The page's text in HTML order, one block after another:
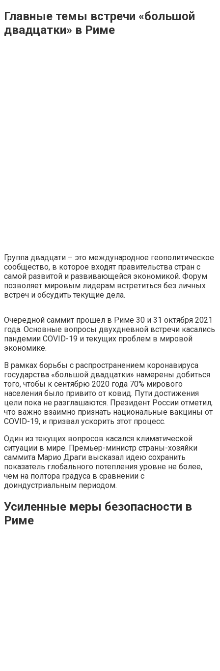
Главные темы встречи «большой
двадцатки» в Риме
Группа двадцати – это международное геополитическое
сообщество, в которое входят правительства стран с
самой развитой и развивающейся экономикой. Форум
позволяет мировым лидерам встретиться без личных
встреч и обсудить текущие дела.
Очередной саммит прошел в Риме 30 и 31 октября 2021
года. Основные вопросы двухдневной встречи касались
пандемии COVID-19 и текущих проблем в мировой
экономике.
В рамках борьбы с распространением коронавируса
государства «большой двадцатки» намерены добиться
того, чтобы к сентябрю 2020 года 70% мирового
населения было привито от ковид. Пути достижения
цели пока не разглашаются. Президент России отметил,
что важно взаимно признать национальные вакцины от
COVID-19, и призвал ускорить этот процесс.
Один из текущих вопросов касался климатической
ситуации в мире. Премьер-министр страны-хозяйки
саммита Марио Драги высказал идею сохранить
показатель глобального потепления уровне не более,
чем на полтора градуса в сравнении с
доиндустриальным периодом.
Усиленные меры безопасности в
Риме